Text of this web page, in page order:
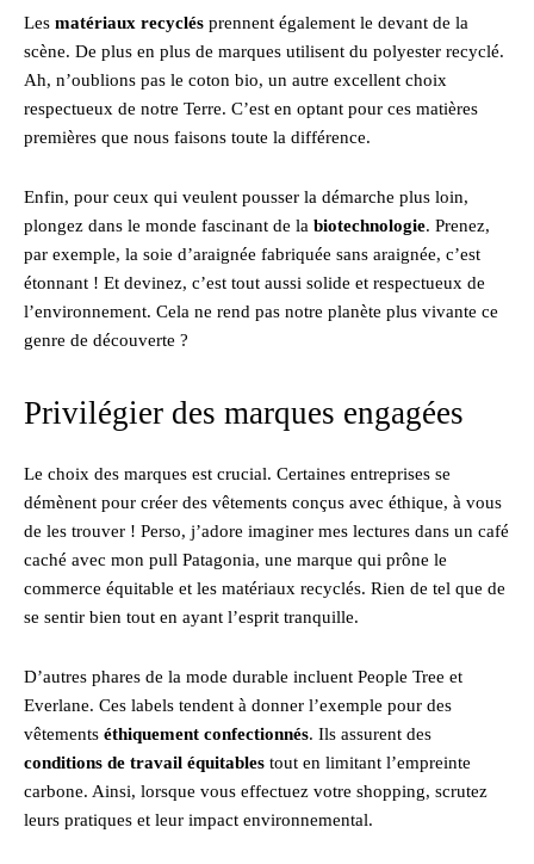
Les matériaux recyclés prennent également le devant de la
scène. De plus en plus de marques utilisent du polyester recyclé.
Ah, n’oublions pas le coton bio, un autre excellent choix
respectueux de notre Terre. C’est en optant pour ces matières
premières que nous faisons toute la différence.
Enfin, pour ceux qui veulent pousser la démarche plus loin,
plongez dans le monde fascinant de la biotechnologie. Prenez,
par exemple, la soie d’araignée fabriquée sans araignée, c’est
étonnant ! Et devinez, c’est tout aussi solide et respectueux de
l’environnement. Cela ne rend pas notre planète plus vivante ce
genre de découverte ?
Privilégier des marques engagées
Le choix des marques est crucial. Certaines entreprises se
démènent pour créer des vêtements conçus avec éthique, à vous
de les trouver ! Perso, j’adore imaginer mes lectures dans un café
caché avec mon pull Patagonia, une marque qui prône le
commerce équitable et les matériaux recyclés. Rien de tel que de
se sentir bien tout en ayant l’esprit tranquille.
D’autres phares de la mode durable incluent People Tree et
Everlane. Ces labels tendent à donner l’exemple pour des
vêtements éthiquement confectionnés. Ils assurent des
conditions de travail équitables tout en limitant l’empreinte
carbone. Ainsi, lorsque vous effectuez votre shopping, scrutez
leurs pratiques et leur impact environnemental.